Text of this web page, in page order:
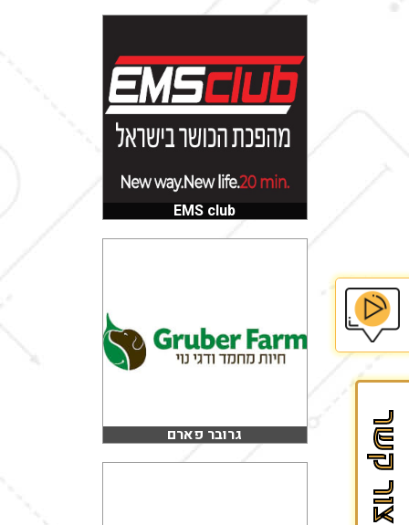
EMS club
גרובר פארם
בית
הספר
לזכיינות
של
Fran&Mark
צור קשר